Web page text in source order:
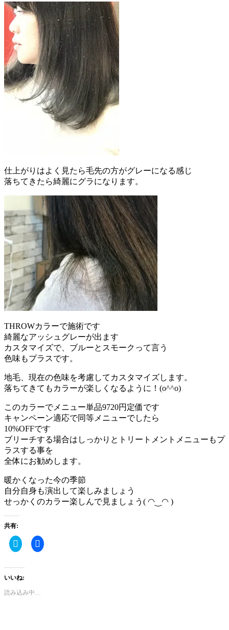
仕上がりはよく見たら毛先の方がグレーになる感じ
落ちてきたら綺麗にグラになります。
THROWカラーで施術です
綺麗なアッシュグレーが出ます
カスタマイズで、ブルーとスモークって言う
色味もプラスです。
地毛、現在の色味を考慮してカスタマイズします。
落ちてきてもカラーが楽しくなるように！(o^^o)
このカラーでメニュー単品9720円定価です
キャンペーン適応で同等メニューでしたら
10%OFFです
ブリーチする場合はしっかりとトリートメントメニューもプ
ラスする事を
全体にお勧めします。
暖かくなった今の季節
自分自身も演出して楽しみましょう
せっかくのカラー楽しんで見ましょう( ◠‿◠ )
共有:
ク
リ
し
て
Twitter
で
共
Facebook
で
いいね:
読み込み中…